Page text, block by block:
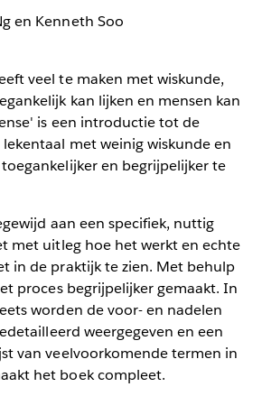
en Kenneth Soo
veel te maken met wiskunde,
kan lijken en mensen kan
is een introductie tot de
met weinig wiskunde en
en begrijpelijker te
aan een specifiek, nuttig
met uitleg hoe het werkt en echte
in de praktijk te zien. Met behulp
proces begrijpelijker gemaakt. In
worden de voor- en nadelen
weergegeven en een
van veelvoorkomende termen in
het boek compleet.